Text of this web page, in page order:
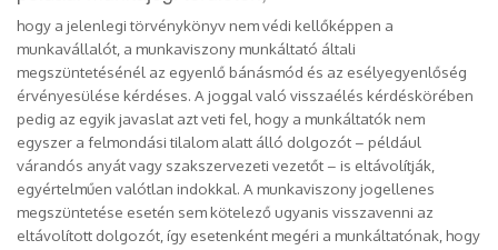
hogy a jelenlegi törvénykönyv nem védi kellőképpen a
munkavállalót, a munkaviszony munkáltató általi
megszüntetésénél az egyenlő bánásmód és az esélyegyenlőség
érvényesülése kérdéses. A joggal való visszaélés kérdéskörében
pedig az egyik javaslat azt veti fel, hogy a munkáltatók nem
egyszer a felmondási tilalom alatt álló dolgozót – például
várandós anyát vagy szakszervezeti vezetőt – is eltávolítják,
egyértelműen valótlan indokkal. A munkaviszony jogellenes
megszüntetése esetén sem kötelező ugyanis visszavenni az
eltávolított dolgozót, így esetenként megéri a munkáltatónak, hogy